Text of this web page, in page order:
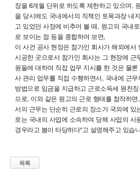
장을 6개월 단위로 하도록 제한하고 있으며,
을 당시에도 국내에서의 직책인 토목과장 내
고 있었던 사정에 비추어 볼 때, 원고의 국내
로 보이는 점 등을 종합하여 보면,
이 사건 공사 현장은 참가인 회사가 해외에서
시공한 곳으로서 참가인 회사는 그 현장에 근
원들에 대하여 직접 업무 지시를 한 것은 물
사 관리 업무를 직접 수행하면서, 국내에 근
방법으로 임금을 지급하고 근로소득세 원천
므로, 이와 같은 원고의 근로 형태를 참작하
서의 근무는 단순히 근로의 장소가 국외에 있
로는 국내의 사업에 소속하여 당해 사업의 사
경우라고 봄이 타당하다"고 설명해주고 있습
목록